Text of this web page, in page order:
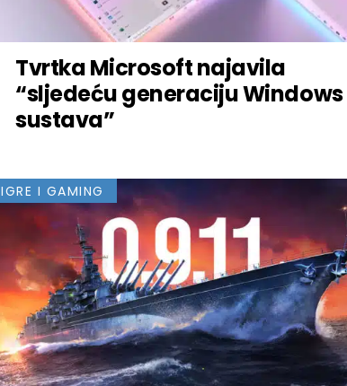
Tvrtka Microsoft najavila
“sljedeću generaciju Windows
sustava”
IGRE I GAMING